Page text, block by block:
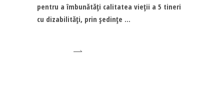
pentru a îmbunătăţi calitatea vieţii a 5 tineri
cu dizabilităţi, prin şedinţe